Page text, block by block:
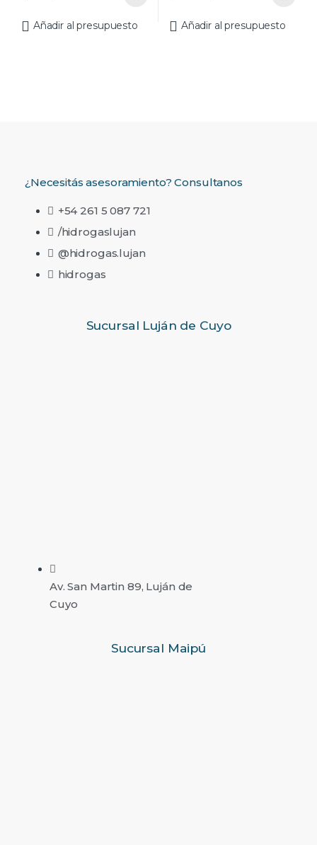
Añadir al presupuesto Añadir al presupuesto
¿Necesitás asesoramiento? Consultanos
+54 261 5 087 721
/hidrogaslujan
@hidrogas.lujan
hidrogas
Sucursal Luján de Cuyo
Av. San Martin 89, Luján de
Cuyo
Sucursal Maipú